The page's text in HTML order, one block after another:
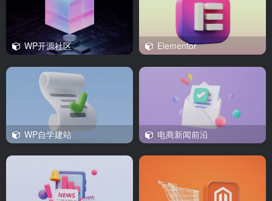
WP开源社区 Elementor
WP自学建站 电商新闻前沿